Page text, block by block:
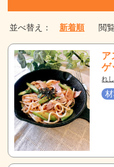
並べ替え： 新着順 閲
ア
ゲ
れ